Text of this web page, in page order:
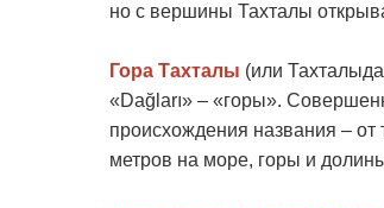
но с вершины Тахталы
Гора Тахталы (или
«Dağları» – «горы».
происхождения названия –
метров на море, горы и